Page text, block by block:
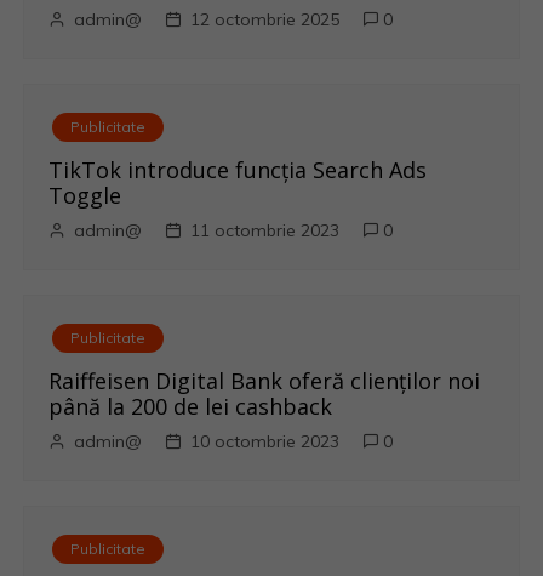
admin@ 12 octombrie 2025 0
Publicitate
TikTok introduce funcția Search Ads
Toggle
admin@ 11 octombrie 2023 0
Publicitate
Raiffeisen Digital Bank oferă clienților noi
până la 200 de lei cashback
admin@ 10 octombrie 2023 0
Publicitate